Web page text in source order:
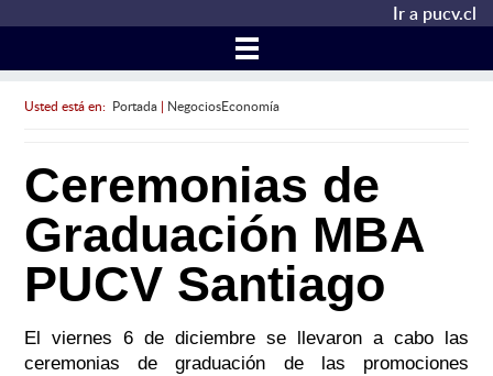
Ir a pucv.cl
Usted está en: Portada| NegociosEconomía
Ceremonias de
Graduación MBA
PUCV Santiago
El viernes 6 de diciembre se llevaron a cabo las
ceremonias de graduación de las promociones